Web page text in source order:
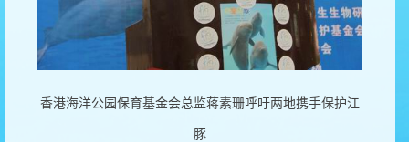
香港海洋公园保育基金会总监蒋素珊呼吁两地携手保护江
豚